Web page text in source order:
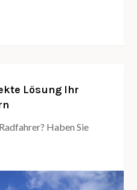
Lösung Ihr
Haben Sie